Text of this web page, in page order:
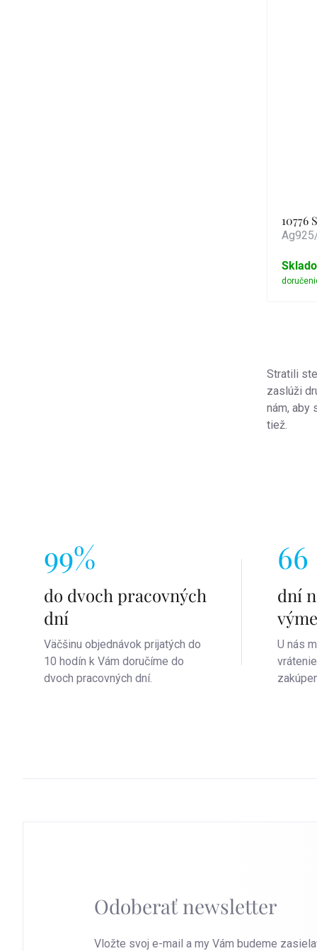
10776
Stratili ste
zaslúži
nám, aby
tiež.
99%
do dvoch pracovných
dní
Väčšinu objednávok prijatých do
10 hodín k Vám doručíme do
dvoch pracovných dní.
66
dní
U nás
Odoberať newsletter
Vložte svoj e-mail a my Vám budeme